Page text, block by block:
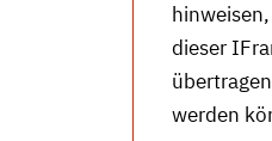
dieser
werden